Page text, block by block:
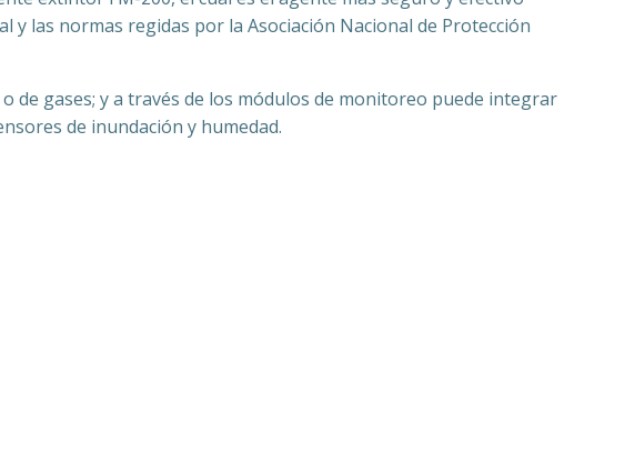
las normas regidas por la Asociación Nacional de Protección
de gases; y a través de los módulos de monitoreo puede integrar
de inundación y humedad.